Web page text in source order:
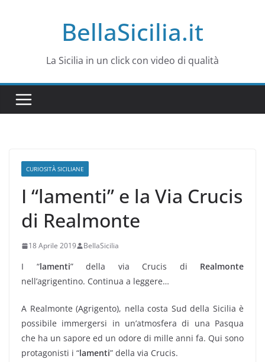
BellaSicilia.it
La Sicilia in un click con video di qualità
CURIOSITÀ SICILIANE
I “lamenti” e la Via Crucis
di Realmonte
18 Aprile 2019 BellaSicilia
I “lamenti” della via Crucis di Realmonte
nell’agrigentino. Continua a leggere…
A Realmonte (Agrigento), nella costa Sud della Sicilia è
possibile immergersi in un’atmosfera di una Pasqua
che ha un sapore ed un odore di mille anni fa. Qui sono
protagonisti i “lamenti” della via Crucis.